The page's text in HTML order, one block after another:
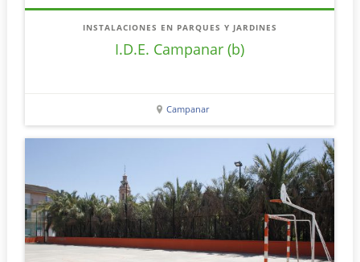
INSTALACIONES EN PARQUES Y JARDINES
I.D.E. Campanar (b)
Campanar